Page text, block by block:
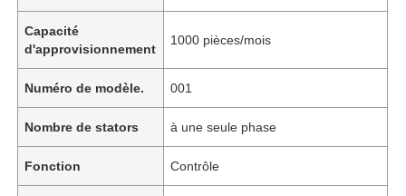
Capacité
d'approvisionnement
1000 pièces/mois
Numéro de modèle. 001
Nombre de stators à une seule phase
Fonction Contrôle